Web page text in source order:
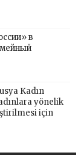
в
Kadın
yönelik
için